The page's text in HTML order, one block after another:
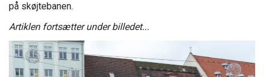
på skøjtebanen.
Artiklen fortsætter under billedet...